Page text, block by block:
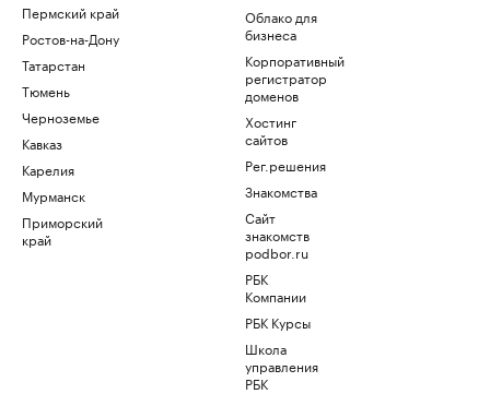
Пермский край
Ростов-на-Дону
Татарстан
Тюмень
Черноземье
Кавказ
Карелия
Мурманск
Приморский
край
Облако для
бизнеса
Корпоративный
регистратор
доменов
Хостинг
сайтов
Рег.решения
Знакомства
Сайт
знакомств
podbor.ru
РБК
Компании
РБК Курсы
Школа
управления
РБК